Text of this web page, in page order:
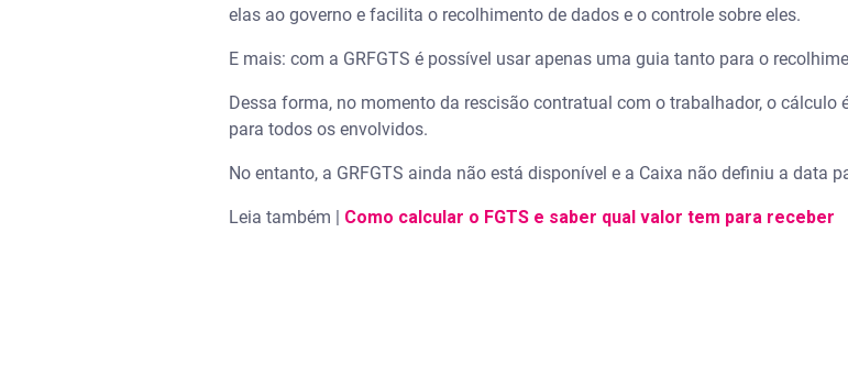
elas ao governo e facilita o recolhimento de dados e o controle sobre eles.
E mais: com a GRFGTS é possível usar apenas uma guia tanto para o
Dessa forma, no momento da rescisão contratual com o trabalhador, o
para todos os envolvidos.
No entanto, a GRFGTS ainda não está disponível e a Caixa não definiu a data
Leia também | Como calcular o FGTS e saber qual valor tem para receber